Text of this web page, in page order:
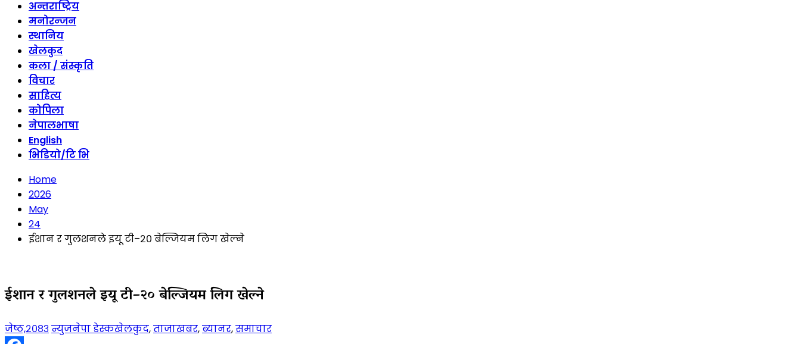
अन्तराष्ट्रिय
मनोरन्जन
स्थानिय
खेलकुद
कला / संस्कृति
विचार
साहित्य
कोपिला
नेपालभाषा
English
भिडियो/टि भि
Home
2026
May
24
ईशान र गुलशनले इयू टी–२० बेल्जियम लिग खेल्ने
ईशान र गुलशनले इयू टी–२० बेल्जियम लिग खेल्ने
जेष्ठ,२०८३ न्युजनेपा डेस्कखेलकुद,ताजाखबर,ब्यानर,समाचार